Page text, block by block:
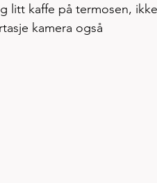
litt kaffe på termosen,
kamera også